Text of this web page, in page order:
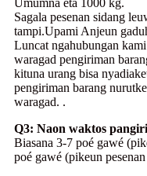
Umumna éta 1000 kg.
Sagala pesenan sidang
tampi.Upami Anjeun
Luncat ngahubungan
waragad pengiriman
kituna urang bisa
pengiriman barang
waragad. .
Q3: Naon waktos
Biasana 3-7 poé gawé
poé gawé (pikeun